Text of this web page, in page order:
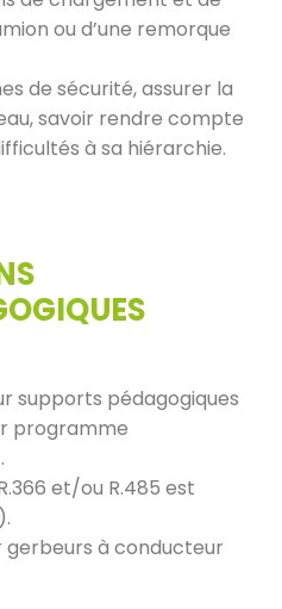
ou d’une remorque
de sécurité, assurer la
savoir rendre compte
à sa hiérarchie.
supports pédagogiques
programme
et/ou R.485 est
à conducteur